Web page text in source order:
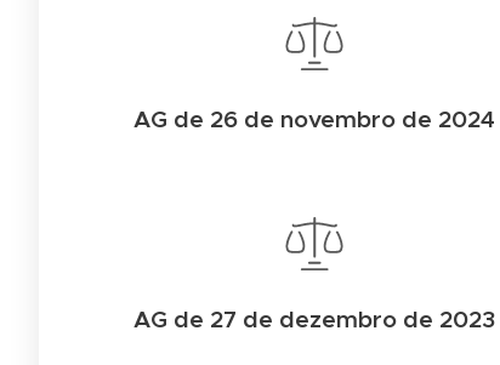
AG de 26 de novembro de 2024
AG de 27 de dezembro de 2023